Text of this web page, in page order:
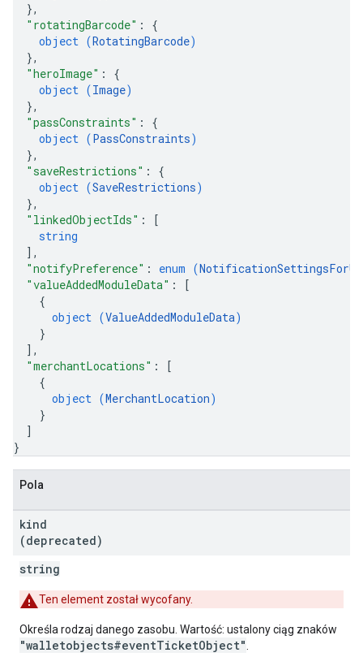
},
"rotatingBarcode" : {
object (RotatingBarcode)
},
"heroImage" : {
object (Image)
},
"passConstraints" : {
object (PassConstraints)
},
"saveRestrictions" : {
object (SaveRestrictions)
},
"linkedObjectIds" :
[
string
] ,
"notifyPreference" : enum (
"valueAddedModuleData" :
[
{
object (ValueAddedModuleData)
}
] ,
"merchantLocations" :
[
{
object (MerchantLocation)
}
]
}
Pola
kind
(deprecated)
string
Ten element został wycofany.
Określa rodzaj danego zasobu. Wartość: ustalony ciąg znaków
"walletobjects#eventTicketObject"